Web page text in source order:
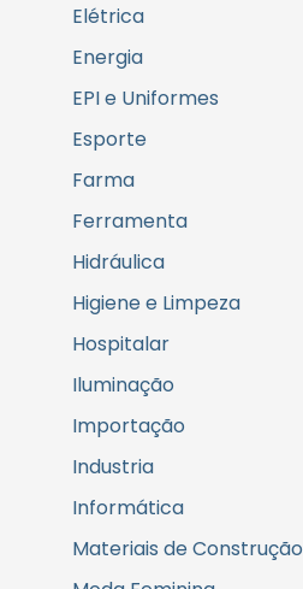
Elétrica
Energia
EPI e Uniformes
Esporte
Farma
Ferramenta
Hidráulica
Higiene e Limpeza
Hospitalar
Iluminação
Importação
Industria
Informática
Materiais de Construção